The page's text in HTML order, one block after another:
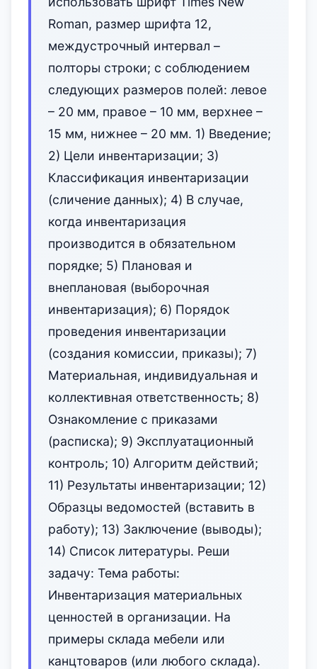
Roman, размер шрифта 12,
междустрочный интервал –
полторы строки; с соблюдением
следующих размеров полей: левое
– 20 мм, правое – 10 мм, верхнее –
15 мм, нижнее – 20 мм. 1) Введение;
2) Цели инвентаризации; 3)
Классификация инвентаризации
(сличение данных); 4) В случае,
когда инвентаризация
производится в обязательном
порядке; 5) Плановая и
внеплановая (выборочная
инвентаризация); 6) Порядок
проведения инвентаризации
(создания комиссии, приказы); 7)
Материальная, индивидуальная и
коллективная ответственность; 8)
Ознакомление с приказами
(расписка); 9) Эксплуатационный
контроль; 10) Алгоритм действий;
11) Результаты инвентаризации; 12)
Образцы ведомостей (вставить в
работу); 13) Заключение (выводы);
14) Список литературы. Реши
задачу: Тема работы:
Инвентаризация материальных
ценностей в организации. На
примеры склада мебели или
канцтоваров (или любого склада).